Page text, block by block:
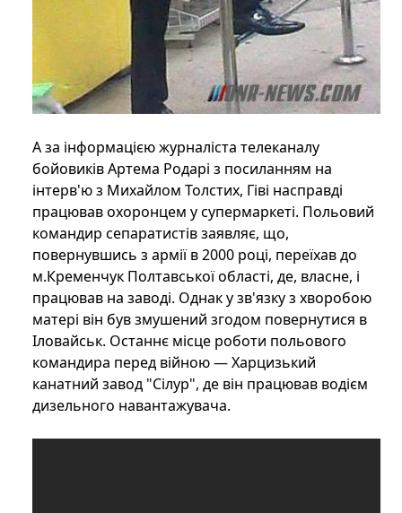
А за інформацією журналіста телеканалу
бойовиків Артема Родарі з посиланням на
інтерв'ю з Михайлом Толстих, Гіві насправді
працював охоронцем у супермаркеті. Польовий
командир сепаратистів заявляє, що,
повернувшись з армії в 2000 році, переїхав до
м.Кременчук Полтавської області, де, власне, і
працював на заводі. Однак у зв'язку з хворобою
матері він був змушений згодом повернутися в
Іловайськ. Останнє місце роботи польового
командира перед війною — Харцизький
канатний завод "Сілур", де він працював водієм
дизельного навантажувача.